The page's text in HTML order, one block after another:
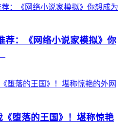
荐：《网络小说家模拟》你
堕落的王国》！堪称惊艳